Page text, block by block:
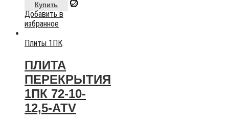
Купить
Добавить в
избранное
Плиты 1ПК
ПЛИТА
ПЕРЕКРЫТИЯ
1ПК 72-10-
12,5-АТV